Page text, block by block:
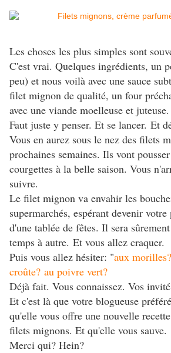
Les choses les plus simples sont
C'est vrai. Quelques ingrédients, un
peu) et nous voilà avec une sauce
filet mignon de qualité, un four
avec une viande moelleuse et juteuse.
Faut juste y penser. Et se lancer. Et
Vous en aurez sous le nez des filets
prochaines semaines. Ils vont
courgettes à la belle saison. Vous
suivre.
Le filet mignon va envahir les
supermarchés, espérant devenir
d'une tablée de fêtes. Il sera
temps à autre. Et vous allez craquer.
Puis vous allez hésiter: "aux morilles?
croûte? au poivre vert?
Déjà fait. Vous connaissez. Vos
Et c'est là que votre blogueuse
qu'elle vous offre une nouvelle
filets mignons. Et qu'elle vous sauve.
Merci qui? Hein?